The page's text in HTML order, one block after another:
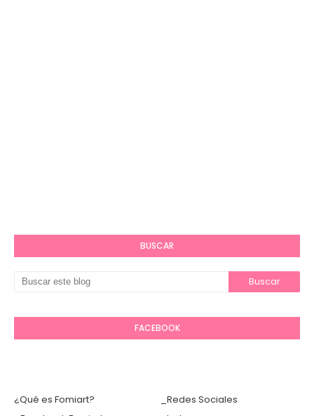
BUSCAR
FACEBOOK
¿Qué es Fomiart?
_Redes Sociales